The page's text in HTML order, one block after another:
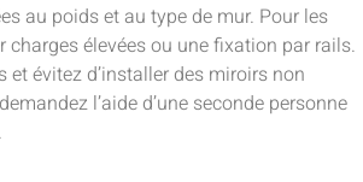
au poids et au type de mur. Pour les
élevées ou une fixation par rails.
et évitez d’installer des miroirs non
l’aide d’une seconde personne